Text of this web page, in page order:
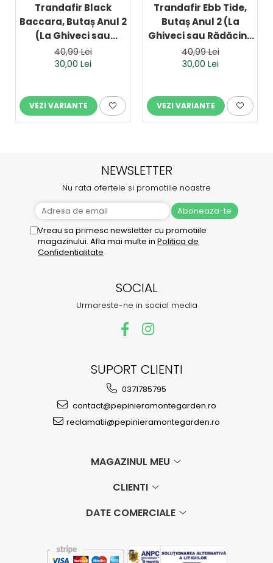
Trandafir Black
Baccara, Butaș Anul 2
(La Ghiveci sau
Rădăcină Liberă)
40,99 Lei
30,00 Lei
VEZI VARIANTE
Trandafir Ebb Tide,
Butaș Anul 2 (La
Ghiveci sau Rădăcină
Liberă)
40,99 Lei
30,00 Lei
VEZI VARIANTE
NEWSLETTER
Nu rata ofertele si promotiile noastre
Vreau sa primesc newsletter cu promotiile
magazinului. Afla mai multe in Politica de
Confidentialitate
SOCIAL
Urmareste-ne in social media
SUPORT CLIENTI
0371785795
contact@pepinieramontegarden.ro
reclamatii@pepinieramontegarden.ro
MAGAZINUL MEU
CLIENTI
DATE COMERCIALE